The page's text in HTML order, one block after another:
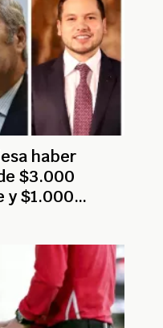
haber
$3.000
y $1.000